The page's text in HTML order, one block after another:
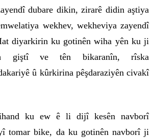
dubare dikin, zirarê didin aştiya
wekhev, wekheviya zayendî
diyarkirin ku gotinên wiha yên ku ji
giştî ve tên bikaranîn, rîska
û kûrkirina pêşdaraziyên civakî
ku ew ê li dijî kesên navborî
tomar bike, da ku gotinên navborî ji